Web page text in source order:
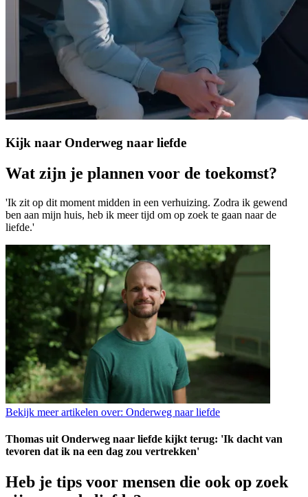
Kijk naar Onderweg naar liefde
Wat zijn je plannen voor de toekomst?
'Ik zit op dit moment midden in een verhuizing. Zodra ik gewend
ben aan mijn huis, heb ik meer tijd om op zoek te gaan naar de
liefde.'
Bekijk meer artikelen over: Onderweg naar liefde
Thomas uit Onderweg naar liefde kijkt terug: 'Ik dacht van
tevoren dat ik na een dag zou vertrekken'
Heb je tips voor mensen die ook op zoek